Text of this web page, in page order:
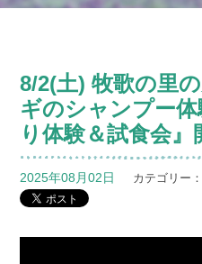
8/2(土) 牧歌の里
ギのシャンプー
り体験＆試食会』
2025年08月02日 カテゴリー